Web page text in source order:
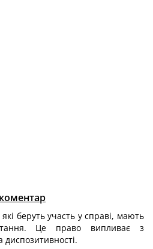
беруть участь у справі, мають
Це право випливає з
диспозитивності.